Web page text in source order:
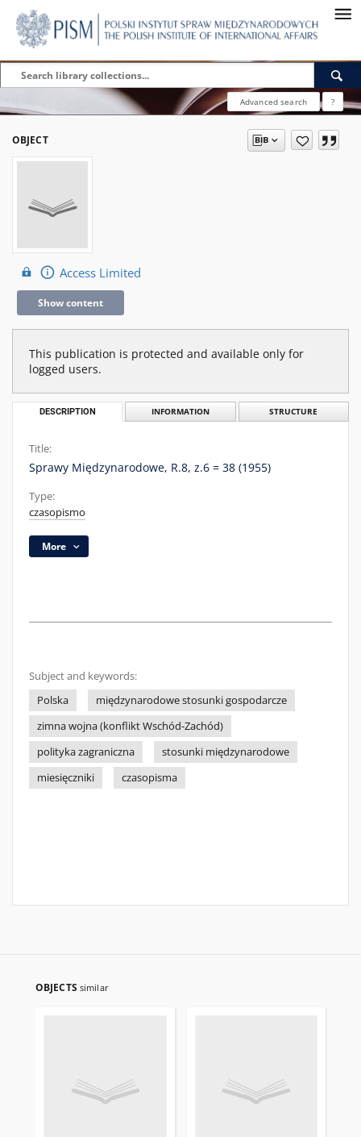
Advanced search ?
OBJECT
Access Limited
Show content
This publication is protected and available only for
logged users.
DESCRIPTION INFORMATION STRUCTURE
Title:
Sprawy Międzynarodowe, R.8, z.6 = 38 (1955)
Type:
czasopismo
More
Subject and keywords:
Polska
międzynarodowe stosunki gospodarcze
zimna wojna (konflikt Wschód-Zachód)
polityka zagraniczna
stosunki międzynarodowe
miesięczniki
czasopisma
OBJECTS similar